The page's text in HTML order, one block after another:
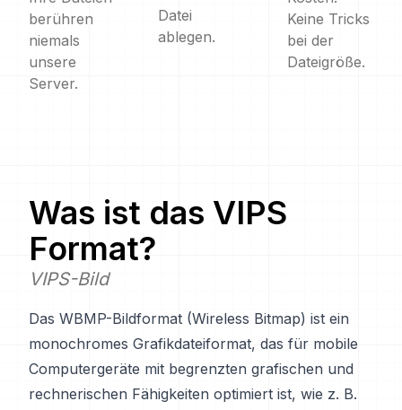
berühren
niemals
unsere
Server.
Datei
ablegen.
Keine Tricks
bei der
Dateigröße.
Was ist das VIPS
Format?
VIPS-Bild
Das WBMP-Bildformat (Wireless Bitmap) ist ein
monochromes Grafikdateiformat, das für mobile
Computergeräte mit begrenzten grafischen und
rechnerischen Fähigkeiten optimiert ist, wie z. B.